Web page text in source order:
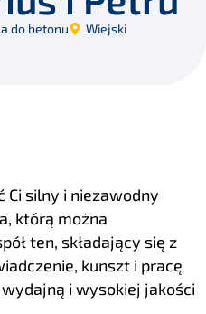
do betonu Wiejski
Ci silny i niezawodny
którą można
ten, składający się z
kunszt i pracę
i wysokiej jakości